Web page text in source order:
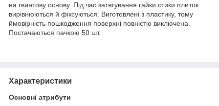
на гвинтову основу. Під час затягування гайки стики плиток
вирівнюються й фіксуються. Виготовлені з пластику, тому
ймовірність пошкодження поверхні повністю виключена.
Постачаються пачкою 50 шт.
Характеристики
Основні атрибути